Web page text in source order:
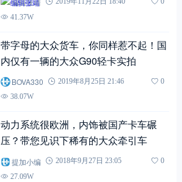
41.37W
带字母的大众货车，你同样惹不起！国
内仅有一辆的大众G90轻卡实拍
BOVA330 2019年8月25日 21:46
0
38.07W
动力系统很欧洲，内饰被国产卡车碾
压？带您见识下稀有的大众牵引车
提加小编 2018年9月27日 23:05
0
27.09W